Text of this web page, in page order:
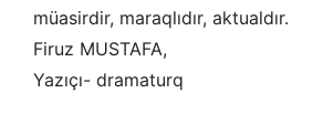
müasirdir, maraqlıdır, aktualdır.
Firuz MUSTAFA,
Yazıçı- dramaturq